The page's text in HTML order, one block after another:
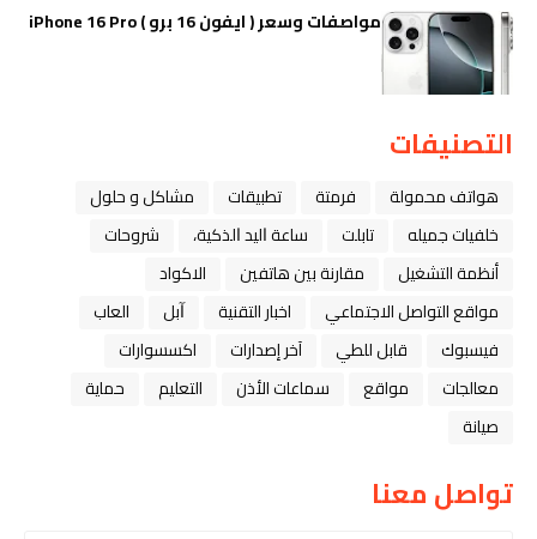
مواصفات وسعر ( ايفون 16 برو ) iPhone 16 Pro
التصنيفات
هواتف محمولة فرمتة تطبيقات
مشاكل و حلول
خلفيات جميله
تابلت ﺳﺎﻋﺔ ﺍﻟﻴﺪ ﺍﻟﺬﻛﻴﺔ،
شروحات
أنظمة التشغيل
مقارنة بين هاتفين
الاكواد
مواقع التواصل الاجتماعي
اخبار التقنية ﺁﺑﻞ
العاب
فيسبوك
قابل للطي آخر إصدارات
اكسسوارات
معالجات
مواقع سماعات الأذن التعليم
حماية
صيانة
تواصل معنا